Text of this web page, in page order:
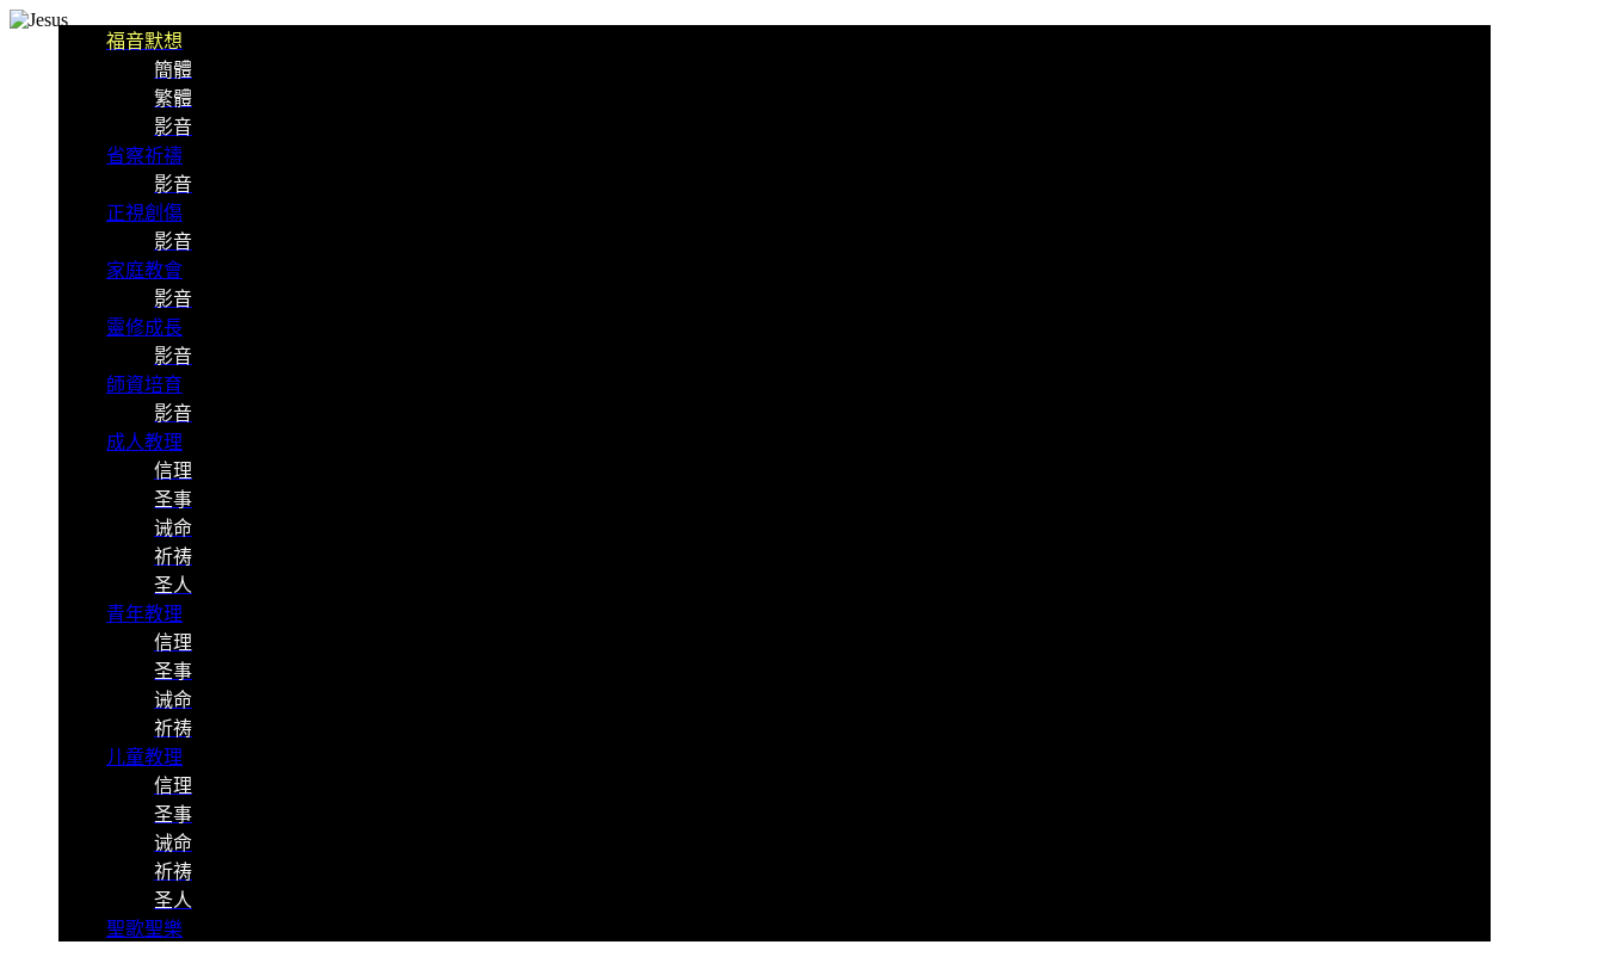
福音默想
簡體
繁體
影音
省察祈禱
影音
正視創傷
影音
家庭教會
影音
靈修成長
影音
師資培育
影音
成人教理
信理
圣事
诫命
祈祷
圣人
青年教理
信理
圣事
诫命
祈祷
儿童教理
信理
圣事
诫命
祈祷
圣人
聖歌聖樂